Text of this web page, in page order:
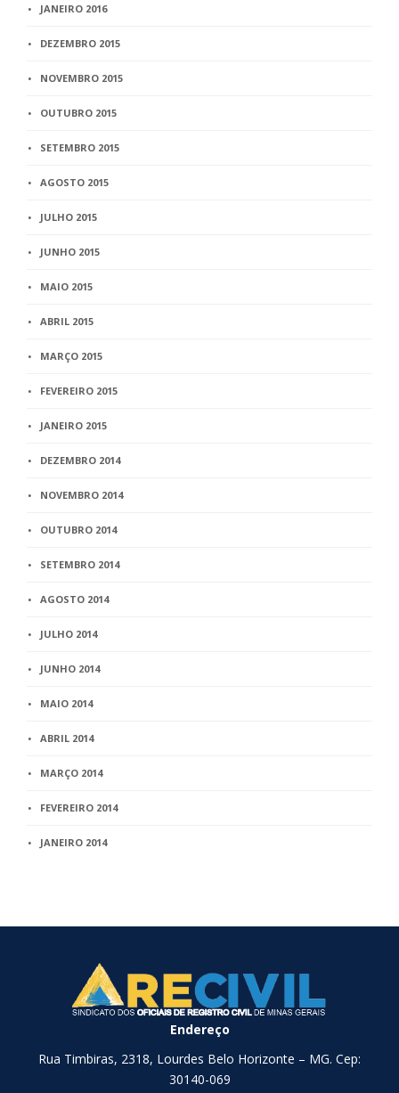
JANEIRO 2016
DEZEMBRO 2015
NOVEMBRO 2015
OUTUBRO 2015
SETEMBRO 2015
AGOSTO 2015
JULHO 2015
JUNHO 2015
MAIO 2015
ABRIL 2015
MARÇO 2015
FEVEREIRO 2015
JANEIRO 2015
DEZEMBRO 2014
NOVEMBRO 2014
OUTUBRO 2014
SETEMBRO 2014
AGOSTO 2014
JULHO 2014
JUNHO 2014
MAIO 2014
ABRIL 2014
MARÇO 2014
FEVEREIRO 2014
JANEIRO 2014
Endereço
Rua Timbiras, 2318, Lourdes Belo Horizonte – MG. Cep:
30140-069